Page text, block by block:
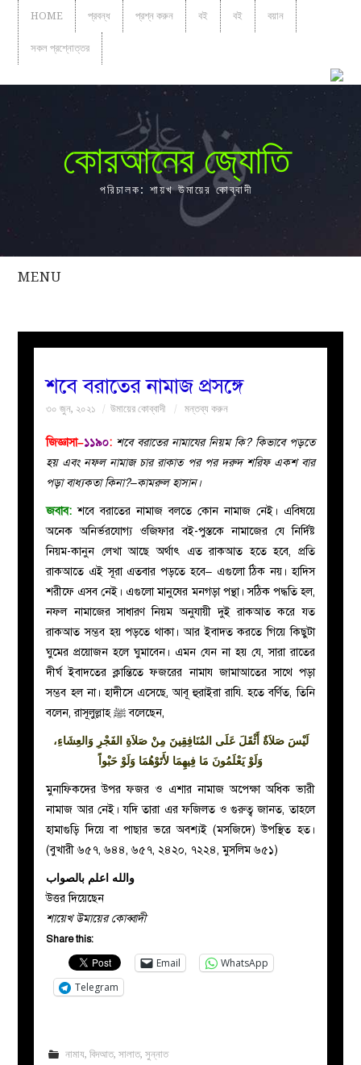
HOME প্রবন্ধ প্রশ্ন করুন বই বই বয়ান
সকল প্রশ্নোত্তর
কোরআনের জ্যোতি
পরিচালক: শায়খ উমায়ের কোব্বাদী
MENU
সকল
নারীদের
পাতা
শবে বরাতের নামাজ প্রসঙ্গে
৩০ জুন, ২০২১ উমায়ের কোব্বাদী মন্তব্য করুন
জিজ্ঞাসা–১১৯০: শবে বরাতের নামাযের নিয়ম কি? কিভাবে পড়তে
হয় এবং নফল নামাজ চার রাকাত পর পর দরুদ শরিফ একশ বার
পড়া বাধ্যকতা কিনা?–কামরুল হাসান।
জবাব: শবে বরাতের নামাজ বলতে কোন নামাজ নেই। এবিষয়ে
অনেক অনির্ভরযোগ্য ওজিফার বই-পুস্তকে নামাজের যে নির্দিষ্ট
নিয়ম-কানুন লেখা আছে অর্থাৎ এত রাকআত হতে হবে, প্রতি
রাকআতে এই সূরা এতবার পড়তে হবে– এগুলো ঠিক নয়। হাদিস
শরীফে এসব নেই। এগুলো মানুষের মনগড়া পন্থা। সঠিক পদ্ধতি হল,
নফল নামাজের সাধারণ নিয়ম অনুযায়ী দুই রাকআত করে যত
রাকআত সম্ভব হয় পড়তে থাকা। আর ইবাদত করতে গিয়ে কিছুটা
ঘুমের প্রয়োজন হলে ঘুমাবেন। এমন যেন না হয় যে, সারা রাতের
দীর্ঘ ইবাদতের ক্লান্তিতে ফজরের নামায জামাআতের সাথে পড়া
সম্ভব হল না। হাদীসে এসেছে, আবূ হুরাইরা রাযি. হতে বর্ণিত, তিনি
বলেন, রাসূলুল্লাহ ﷺ বলেছেন,
لَيْسَ صَلاَةٌ أَثْقَلَ عَلَى المُنَافِقِينَ مِنْ صَلاَةِ الفَجْرِ وَالعِشَاءِ،
وَلَوْ يَعْلَمُونَ مَا فِيهِمَا لأَتَوْهُمَا وَلَوْ حَبْواً
মুনাফিকদের উপর ফজর ও এশার নামাজ অপেক্ষা অধিক ভারী
নামাজ আর নেই। যদি তারা এর ফজিলত ও গুরুত্ব জানত, তাহলে
হামাগুড়ি দিয়ে বা পাছার ভরে অবশ্যই (মসজিদে) উপস্থিত হত।
(বুখারী ৬৫৭, ৬৪৪, ৬৫৭, ২৪২০, ৭২২৪, মুসলিম ৬৫১)
والله اعلم بالصواب
উত্তর দিয়েছেন
শায়েখ উমায়ের কোব্বাদী
Share this:
Email
WhatsApp
Telegram
নামায, বিদআত, সালাত, সুন্নাত